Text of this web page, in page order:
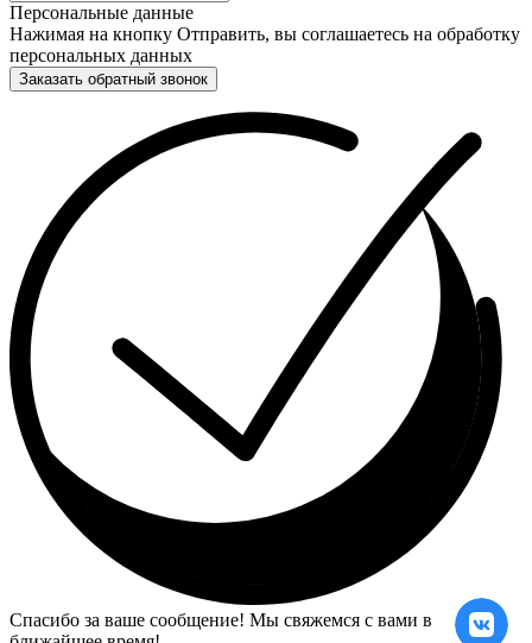
Персональные данные
Нажимая на кнопку Отправить, вы соглашаетесь на обработку
персональных данных
Заказать обратный звонок
Спасибо за ваше сообщение! Мы свяжемся с вами в